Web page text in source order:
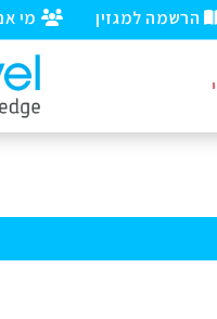
מי הרשמה למגזין